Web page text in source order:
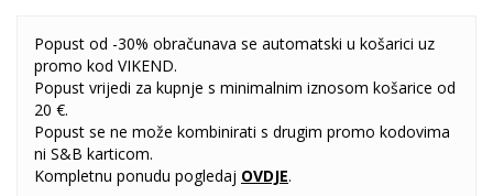
Popust od -30% obračunava se automatski u košarici uz
promo kod VIKEND.
Popust vrijedi za kupnje s minimalnim iznosom košarice od
20 €.
Popust se ne može kombinirati s drugim promo kodovima
ni S&B karticom.
Kompletnu ponudu pogledaj OVDJE.